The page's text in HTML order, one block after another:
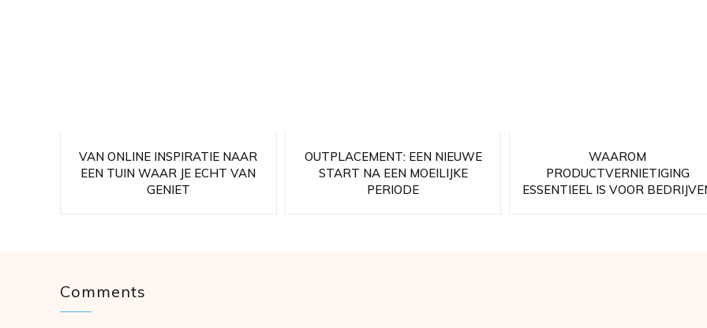
VAN ONLINE INSPIRATIE NAAR
EEN TUIN WAAR JE ECHT VAN
GENIET
OUTPLACEMENT: EEN NIEUWE
START NA EEN MOEILIJKE
PERIODE
WAAROM
PRODUCTVERNIETIGING
ESSENTIEEL IS VOOR
Comments